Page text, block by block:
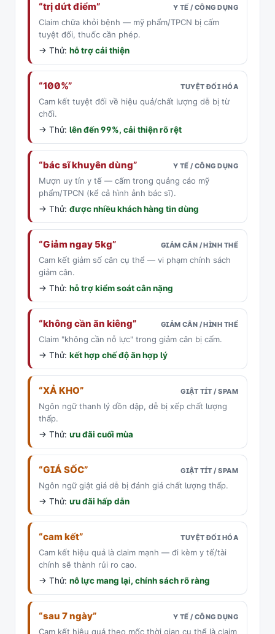
“trị dứt điểm” Y TẾ / CÔNG DỤNG
Claim chữa khỏi bệnh — mỹ phẩm/TPCN bị cấm
tuyệt đối, thuốc cần phép.
→ Thử: hỗ trợ cải thiện
“100%” TUYỆT ĐỐI HÓA
Cam kết tuyệt đối về hiệu quả/chất lượng dễ bị từ
chối.
→ Thử: lên đến 99%, cải thiện rõ rệt
“bác sĩ khuyên dùng” Y TẾ / CÔNG DỤNG
Mượn uy tín y tế — cấm trong quảng cáo mỹ
phẩm/TPCN (kể cả hình ảnh bác sĩ).
→ Thử: được nhiều khách hàng tin dùng
“Giảm ngay 5kg” GIẢM CÂN / HÌNH THỂ
Cam kết giảm số cân cụ thể — vi phạm chính sách
giảm cân.
→ Thử: hỗ trợ kiểm soát cân nặng
“không cần ăn kiêng” GIẢM CÂN / HÌNH THỂ
Claim "không cần nỗ lực" trong giảm cân bị cấm.
→ Thử: kết hợp chế độ ăn hợp lý
“XẢ KHO” GIẬT TÍT / SPAM
Ngôn ngữ thanh lý dồn dập, dễ bị xếp chất lượng
thấp.
→ Thử: ưu đãi cuối mùa
“GIÁ SỐC” GIẬT TÍT / SPAM
Ngôn ngữ giật giá dễ bị đánh giá chất lượng thấp.
→ Thử: ưu đãi hấp dẫn
“cam kết” TUYỆT ĐỐI HÓA
Cam kết hiệu quả là claim mạnh — đi kèm y tế/tài
chính sẽ thành rủi ro cao.
→ Thử: nỗ lực mang lại, chính sách rõ ràng
“sau 7 ngày” Y TẾ / CÔNG DỤNG
Cam kết hiệu quả theo mốc thời gian cụ thể là claim